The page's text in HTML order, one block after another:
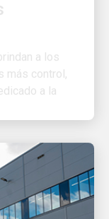
a los
control,
a la